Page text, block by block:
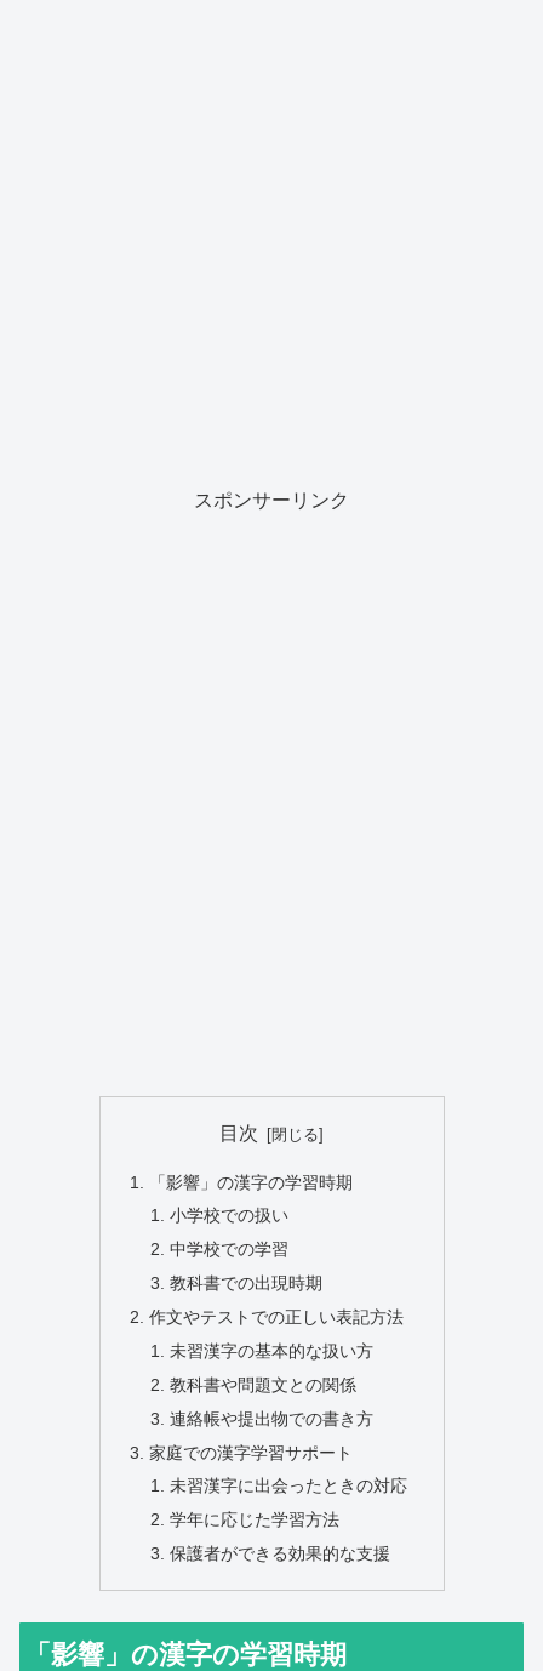
スポンサーリンク
目次
「影響」の漢字の学習時期
小学校での扱い
中学校での学習
教科書での出現時期
作文やテストでの正しい表記方法
未習漢字の基本的な扱い方
教科書や問題文との関係
連絡帳や提出物での書き方
家庭での漢字学習サポート
未習漢字に出会ったときの対応
学年に応じた学習方法
保護者ができる効果的な支援
「影響」の漢字の学習時期